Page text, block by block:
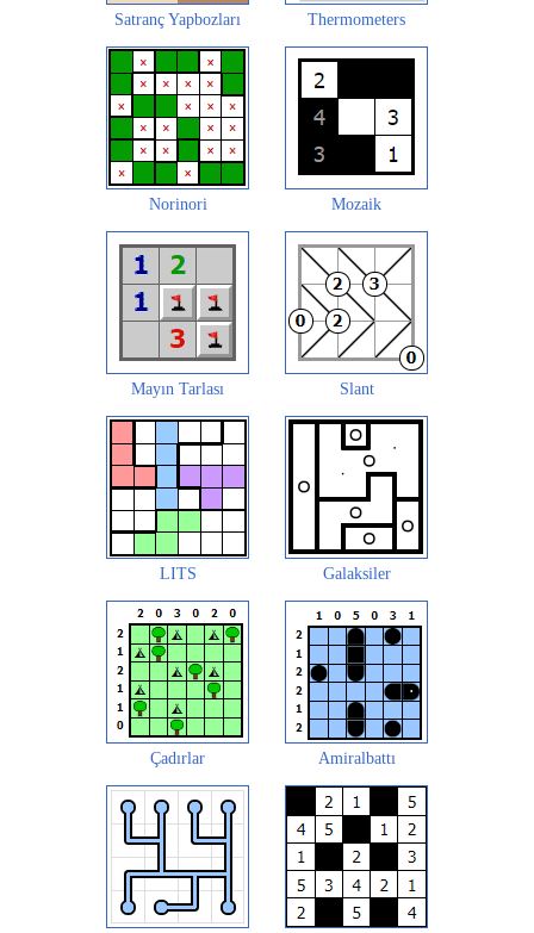
Satranç Yapbozları Thermometers
Norinori Mozaik
Mayın Tarlası Slant
LITS Galaksiler
Çadırlar Amiralbattı